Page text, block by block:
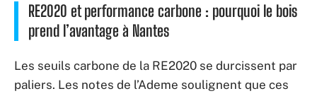
RE2020 et performance carbone : pourquoi le bois
prend l’avantage à Nantes
Les seuils carbone de la RE2020 se durcissent par
paliers. Les notes de l’Ademe soulignent que ces